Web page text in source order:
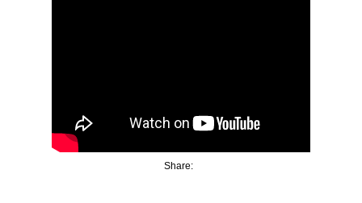
Share: